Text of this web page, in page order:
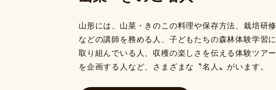
山形には、山菜・きのこの料理や保存方法、栽培研修
などの講師を務める人、子どもたちの森林体験学習に
取り組んでいる人、収穫の楽しさを伝える体験ツアー
を企画する人など、さまざまな〝名人〟がいます。